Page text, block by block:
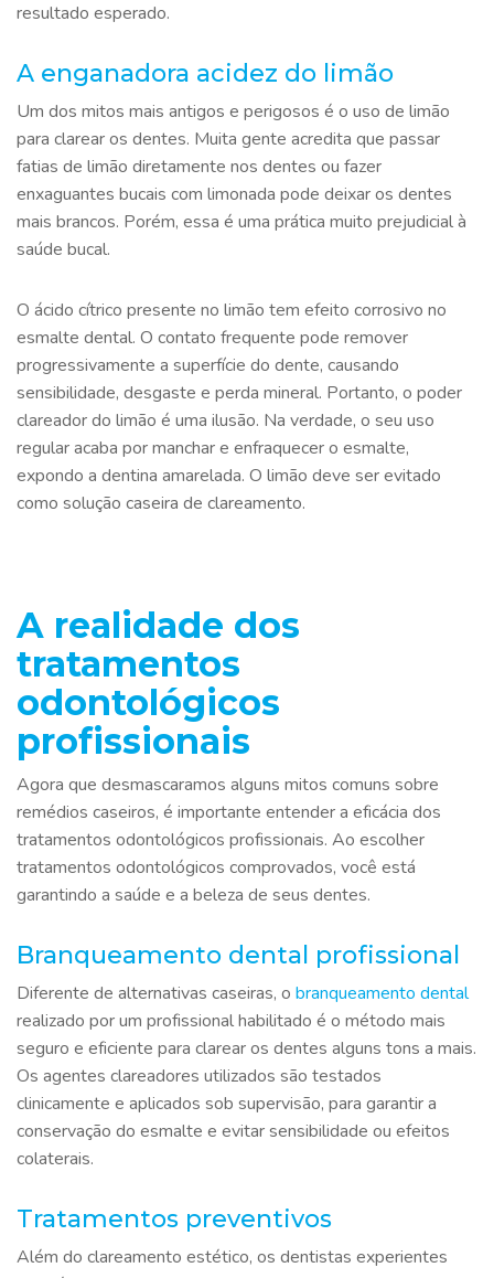
resultado esperado.
A enganadora acidez do limão
Um dos mitos mais antigos e perigosos é o uso de limão
para clarear os dentes. Muita gente acredita que passar
fatias de limão diretamente nos dentes ou fazer
enxaguantes bucais com limonada pode deixar os dentes
mais brancos. Porém, essa é uma prática muito prejudicial à
saúde bucal.
O ácido cítrico presente no limão tem efeito corrosivo no
esmalte dental. O contato frequente pode remover
progressivamente a superfície do dente, causando
sensibilidade, desgaste e perda mineral. Portanto, o poder
clareador do limão é uma ilusão. Na verdade, o seu uso
regular acaba por manchar e enfraquecer o esmalte,
expondo a dentina amarelada. O limão deve ser evitado
como solução caseira de clareamento.
A realidade dos
tratamentos
odontológicos
profissionais
Agora que desmascaramos alguns mitos comuns sobre
remédios caseiros, é importante entender a eficácia dos
tratamentos odontológicos profissionais. Ao escolher
tratamentos odontológicos comprovados, você está
garantindo a saúde e a beleza de seus dentes.
Branqueamento dental profissional
Diferente de alternativas caseiras, o branqueamento dental
realizado por um profissional habilitado é o método mais
seguro e eficiente para clarear os dentes alguns tons a mais.
Os agentes clareadores utilizados são testados
clinicamente e aplicados sob supervisão, para garantir a
conservação do esmalte e evitar sensibilidade ou efeitos
colaterais.
Tratamentos preventivos
Além do clareamento estético, os dentistas experientes